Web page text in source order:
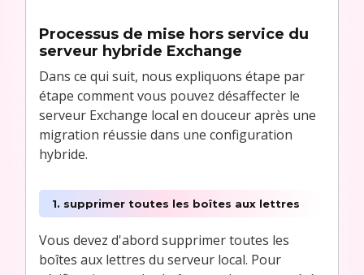
Processus de mise hors service du
serveur hybride Exchange
Dans ce qui suit, nous expliquons étape par
étape comment vous pouvez désaffecter le
serveur Exchange local en douceur après une
migration réussie dans une configuration
hybride.
1. supprimer toutes les boîtes aux lettres
Vous devez d'abord supprimer toutes les
boîtes aux lettres du serveur local. Pour